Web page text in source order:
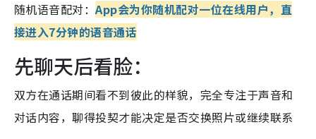
随机语音配对：App会为你随机配对一位在线用户，直
接进入7分钟的语音通话
先聊天后看脸：
双方在通话期间看不到彼此的样貌，完全专注于声音和
对话内容，聊得投契才能决定是否交换照片或继续联系